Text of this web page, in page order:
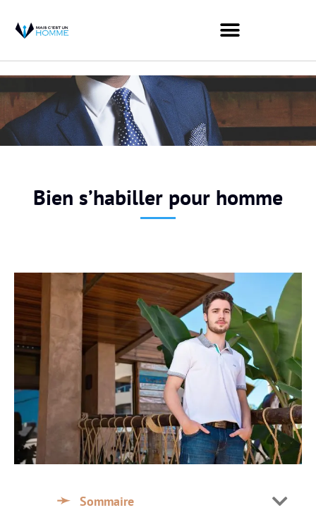
Bien s’habiller pour homme
Sommaire